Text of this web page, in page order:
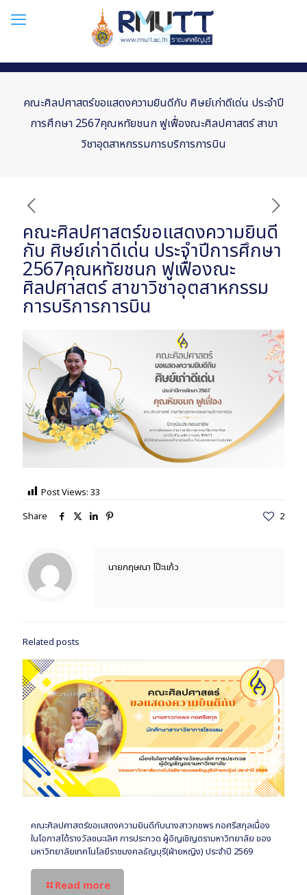
คณะศิลปศาสตร์ขอแสดงความยินดีกับ ศิษย์เก่าดีเด่น ประจำปี
การศึกษา 2567คุณหทัยชนก ฟูเฟื่องณะศิลปศาสตร์ สาขา
วิชาอุตสาหกรรมการบริการการบิน
คณะศิลปศาสตร์ขอแสดงความยินดี
กับ ศิษย์เก่าดีเด่น ประจำปีการศึกษา
2567คุณหทัยชนก ฟูเฟื่องณะ
ศิลปศาสตร์ สาขาวิชาอุตสาหกรรม
การบริการการบิน
Post Views: 33
Share
2
นายกฤษณา โป๊ะแก้ว
Related posts
คณะศิลปศาสตร์ขอแสดงความยินดีกับนางสาวกชพร กอศรีสกุลเนื่อง
ในโอกาสได้รางวัลชนะเลิศ การประกวด ผู้อัญเชิญตรามหาวิทยาลัย ของ
มหาวิทยาลัยเทคโนโลยีราชมงคลธัญบุรี(ฝ่ายหญิง) ประจำปี 2569
Read more